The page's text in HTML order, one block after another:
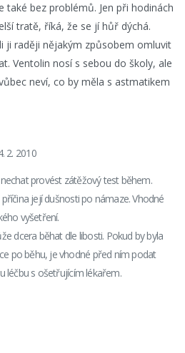
také bez problémů. Jen při hodinách
tratě, říká, že se jí hůř dýchá.
ji raději nějakým způsobem omluvit
Ventolin nosí s sebou do školy, ale
neví, co by měla s astmatikem
2. 2010
provést zátěžový test během.
její dušnosti po námaze. Vhodné
vyšetření.
dcera běhat dle libosti. Pokud by byla
po běhu, je vhodné před ním podat
léčbu s ošetřujícím lékařem.